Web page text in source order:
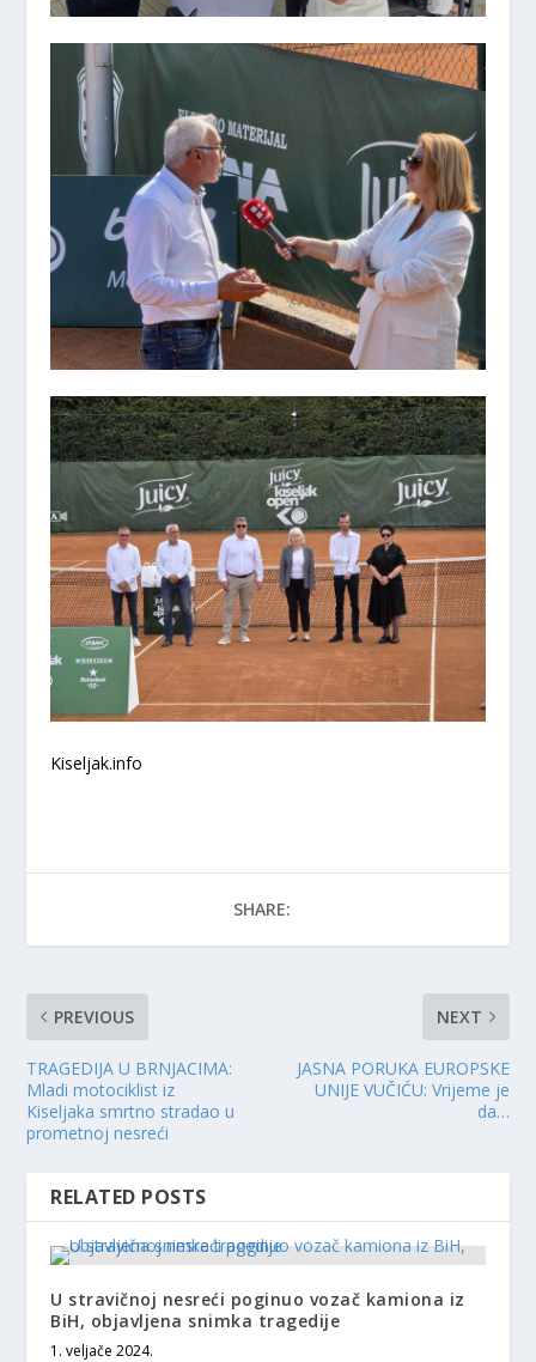
Kiseljak.info
SHARE:
PREVIOUS
TRAGEDIJA U BRNJACIMA:
Mladi motociklist iz
Kiseljaka smrtno stradao u
prometnoj nesreći
NEXT
JASNA PORUKA EUROPSKE
UNIJE VUČIĆU: Vrijeme je
da…
RELATED POSTS
U stravičnoj nesreći poginuo vozač kamiona iz
BiH, objavljena snimka tragedije
1. veljače 2024.